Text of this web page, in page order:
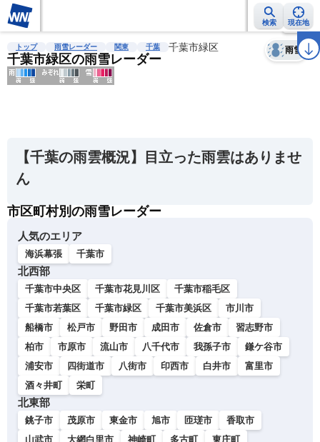
検索 現在地
雨雲レーダー 台風情報 地震情報 警報・注意報 2週間天気 ラ
トップ 雨雪レーダー 関東 千葉 千葉市緑区
千葉市緑区の雨雪レーダー
雨雪
天気 台風
【千葉の雨雲概況】目立った雨雲はありませ
ん
市区町村別の雨雪レーダー
人気のエリア
海浜幕張 千葉市
北西部
千葉市中央区 千葉市花見川区
千葉市稲毛区
千葉市若葉区
千葉市緑区 千葉市美浜区
市川市
船橋市
松戸市 野田市 成田市 佐倉市
習志野市
柏市
市原市 流山市 八千代市 我孫子市
鎌ケ谷市
浦安市
四街道市 八街市 印西市 白井市
富里市
酒々井町
栄町
北東部
銚子市 茂原市 東金市 旭市 匝瑳市
香取市
山武市
大網白里市 神崎町 多古町
東庄町